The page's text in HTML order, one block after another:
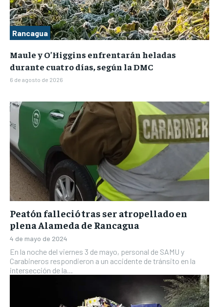
Rancagua
Maule y O’Higgins enfrentarán heladas
durante cuatro días, según la DMC
6 de agosto de 2026
Peatón falleció tras ser atropellado en
plena Alameda de Rancagua
4 de mayo de 2024
En la noche del viernes 3 de mayo, personal de SAMU y
Carabineros respondieron a un accidente de tránsito en la
intersección de la...